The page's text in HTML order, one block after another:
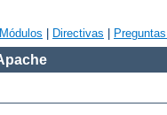
Módulos Directivas